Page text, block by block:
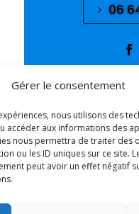
Gérer le consentement
nous utilisons des
accéder aux informations des
nous permettra de traiter des
ou les ID uniques sur ce site.
peut avoir un effet négatif
06